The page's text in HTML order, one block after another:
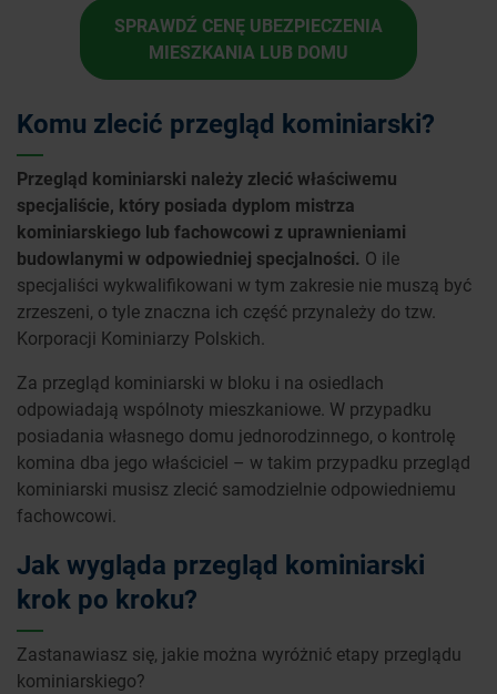
SPRAWDŹ CENĘ UBEZPIECZENIA
MIESZKANIA LUB DOMU
Komu zlecić przegląd kominiarski?
Przegląd kominiarski należy zlecić właściwemu
specjaliście, który posiada dyplom mistrza
kominiarskiego lub fachowcowi z uprawnieniami
budowlanymi w odpowiedniej specjalności. O ile
specjaliści wykwalifikowani w tym zakresie nie muszą być
zrzeszeni, o tyle znaczna ich część przynależy do tzw.
Korporacji Kominiarzy Polskich.
Za przegląd kominiarski w bloku i na osiedlach
odpowiadają wspólnoty mieszkaniowe. W przypadku
posiadania własnego domu jednorodzinnego, o kontrolę
komina dba jego właściciel – w takim przypadku przegląd
kominiarski musisz zlecić samodzielnie odpowiedniemu
fachowcowi.
Jak wygląda przegląd kominiarski
krok po kroku?
Zastanawiasz się, jakie można wyróżnić etapy przeglądu
kominiarskiego?